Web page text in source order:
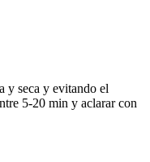
y seca y evitando el
5-20 min y aclarar con